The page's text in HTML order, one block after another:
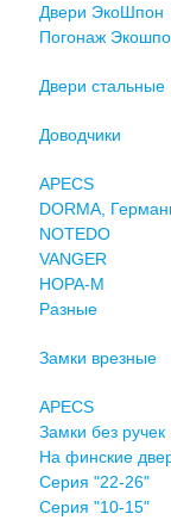
Двери ЭкоШпон
Погонаж
Двери стальные
Доводчики
APECS
DORMA,
NOTEDO
VANGER
НОРА-М
Разные
Замки врезные
APECS
Замки без ручек
На финские
Серия "22-26"
Серия "10-15"